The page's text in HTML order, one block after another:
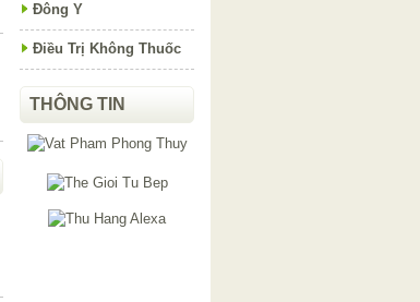
Đông Y
Điều Trị Không Thuốc
THÔNG TIN